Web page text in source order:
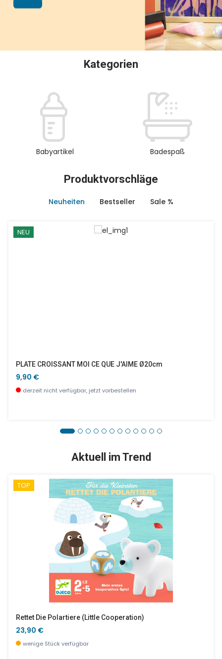
Kategorien
Babyartikel Badespaß
Produktvorschläge
Neuheiten Bestseller Sale %
NEU
PLATE CROISSANT MOI CE QUE J'AIME Ø20cm
9,90 €
derzeit nicht verfügbar, jetzt vorbestellen
Badespielzeug U-Boot Aus Naturkautschuk
Ernest & Celestine Tasse Mit 2 Henkeln Rutschfest
Aktuell im Trend
TOP
Rettet Die Polartiere (little Cooperation)
23,90 €
wenige Stück verfügbar